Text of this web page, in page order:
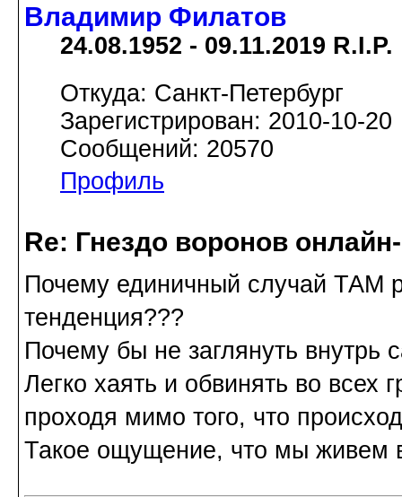
Владимир Филатов
24.08.1952 - 09.11.2019 R.I.P.
Откуда: Санкт-Петербург
Зарегистрирован: 2010-10-20
Сообщений: 20570
Профиль
Re: Гнездо воронов
Почему единичный случай ТАМ
тенденция???
Почему бы не заглянуть внутрь
Легко хаять и обвинять во всех
проходя мимо того, что
Такое ощущение, что мы живем